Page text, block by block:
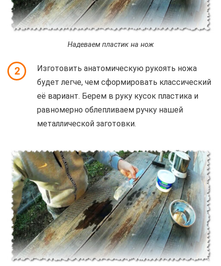
Надеваем пластик на нож
2
Изготовить анатомическую рукоять ножа
будет легче, чем сформировать классический
её вариант. Берем в руку кусок пластика и
равномерно облепливаем ручку нашей
металлической заготовки.